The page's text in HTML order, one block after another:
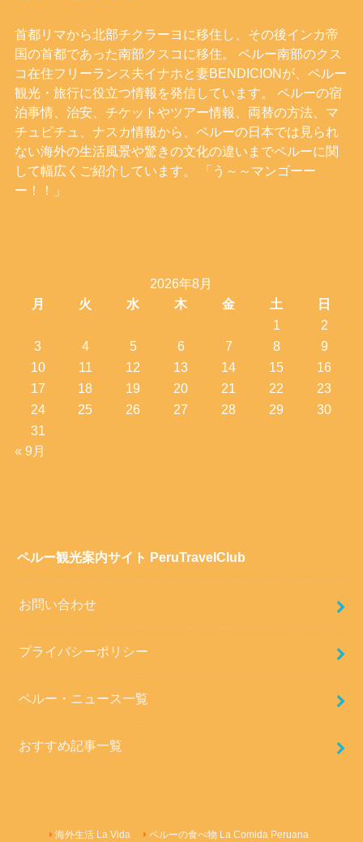
首都リマから北部チクラーヨに移住し、その後インカ帝
国の首都であった南部クスコに移住。 ペルー南部のクス
コ在住フリーランス夫イナホと妻BENDICIONが、ペルー
観光・旅行に役立つ情報を発信しています。 ペルーの宿
泊事情、治安、チケットやツアー情報、両替の方法、マ
チュピチュ、ナスカ情報から、ペルーの日本では見られ
ない海外の生活風景や驚きの文化の違いまでペルーに関
して幅広くご紹介しています。 「う～～マンゴーー
ー！！」
2026年8月
月
火 水 木 金 土
日
1
2
3
4 5 6 7 8
9
10
11 12 13 14 15
16
17
18 19 20 21 22
23
24
25 26 27 28 29
30
31
« 9月
ペルー観光案内サイト PeruTravelClub
お問い合わせ
プライバシーポリシー
ペルー・ニュース一覧
おすすめ記事一覧
海外生活 La Vida ペルーの食べ物 La Comida Peruana